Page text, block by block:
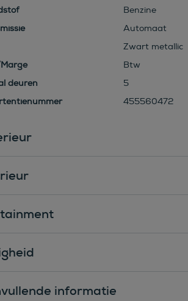
Benzine
Automaat
Zwart metallic
Btw
deuren
5
455560472
informatie